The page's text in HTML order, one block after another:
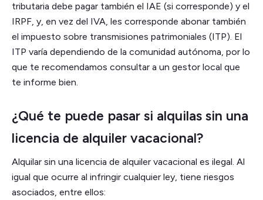
tributaria debe pagar también el IAE (si corresponde) y el
IRPF, y, en vez del IVA, les corresponde abonar también
el impuesto sobre transmisiones patrimoniales (ITP). El
ITP varía dependiendo de la comunidad autónoma, por lo
que te recomendamos consultar a un gestor local que
te informe bien.
¿Qué te puede pasar si alquilas sin una
licencia de alquiler vacacional?
Alquilar sin una licencia de alquiler vacacional es ilegal. Al
igual que ocurre al infringir cualquier ley, tiene riesgos
asociados, entre ellos: